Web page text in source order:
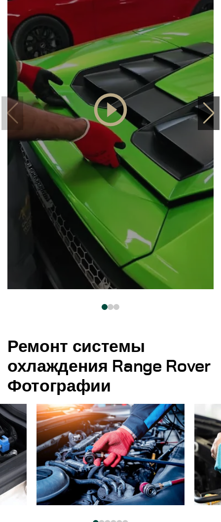
Ремонт системы
охлаждения Range Rover
Фотографии